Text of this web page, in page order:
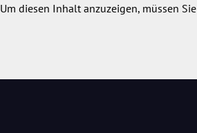
Um diesen Inhalt anzuzeigen, müssen Sie